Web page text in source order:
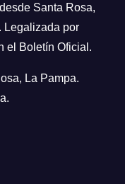
Santa Rosa,
Legalizada por
el Boletín Oficial.
La Pampa.